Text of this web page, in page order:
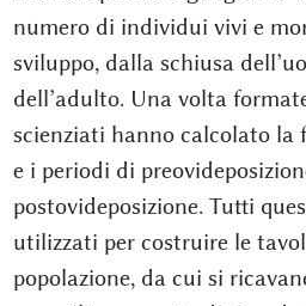
numero di individui vivi e
sviluppo, dalla schiusa
dell’adulto. Una volta
scienziati hanno calcolato la
e i periodi di
postovideposizione. Tutti
utilizzati per costruire le
popolazione, da cui si